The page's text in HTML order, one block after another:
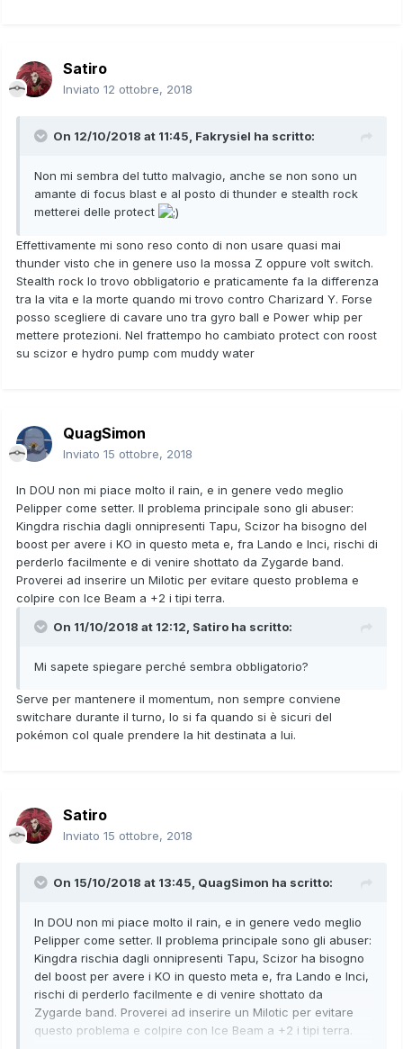
Satiro
Inviato 12 ottobre, 2018
On 12/10/2018 at 11:45, Fakrysiel ha scritto:
Non mi sembra del tutto malvagio, anche se non sono un
amante di focus blast e al posto di thunder e stealth rock
metterei delle protect
Effettivamente mi sono reso conto di non usare quasi mai
thunder visto che in genere uso la mossa Z oppure volt switch.
Stealth rock lo trovo obbligatorio e praticamente fa la differenza
tra la vita e la morte quando mi trovo contro Charizard Y. Forse
posso scegliere di cavare uno tra gyro ball e Power whip per
mettere protezioni. Nel frattempo ho cambiato protect con roost
su scizor e hydro pump com muddy water
QuagSimon
Inviato 15 ottobre, 2018
In DOU non mi piace molto il rain, e in genere vedo meglio
Pelipper come setter. Il problema principale sono gli abuser:
Kingdra rischia dagli onnipresenti Tapu, Scizor ha bisogno del
boost per avere i KO in questo meta e, fra Lando e Inci, rischi di
perderlo facilmente e di venire shottato da Zygarde band.
Proverei ad inserire un Milotic per evitare questo problema e
colpire con Ice Beam a +2 i tipi terra.
On 11/10/2018 at 12:12, Satiro ha scritto:
Mi sapete spiegare perché sembra obbligatorio?
Serve per mantenere il momentum, non sempre conviene
switchare durante il turno, lo si fa quando si è sicuri del
pokémon col quale prendere la hit destinata a lui.
Satiro
Inviato 15 ottobre, 2018
On 15/10/2018 at 13:45, QuagSimon ha scritto:
In DOU non mi piace molto il rain, e in genere vedo meglio
Pelipper come setter. Il problema principale sono gli abuser:
Kingdra rischia dagli onnipresenti Tapu, Scizor ha bisogno
del boost per avere i KO in questo meta e, fra Lando e Inci,
rischi di perderlo facilmente e di venire shottato da
Zygarde band. Proverei ad inserire un Milotic per evitare
questo problema e colpire con Ice Beam a +2 i tipi terra.